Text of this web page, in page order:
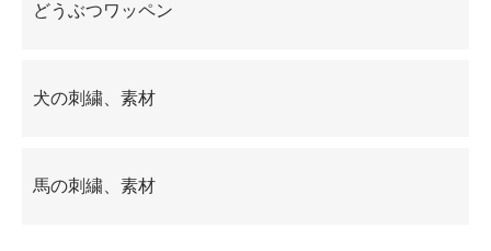
どうぶつワッペン
犬の刺繍、素材
馬の刺繍、素材